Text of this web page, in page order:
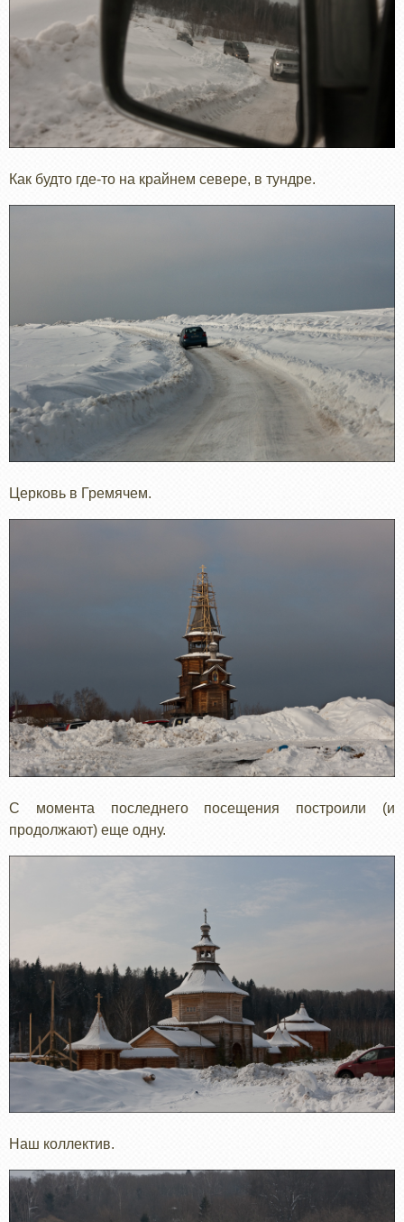
Как будто где-то на крайнем севере, в тундре.
Церковь в Гремячем.
С момента последнего посещения построили (и
продолжают) еще одну.
Наш коллектив.